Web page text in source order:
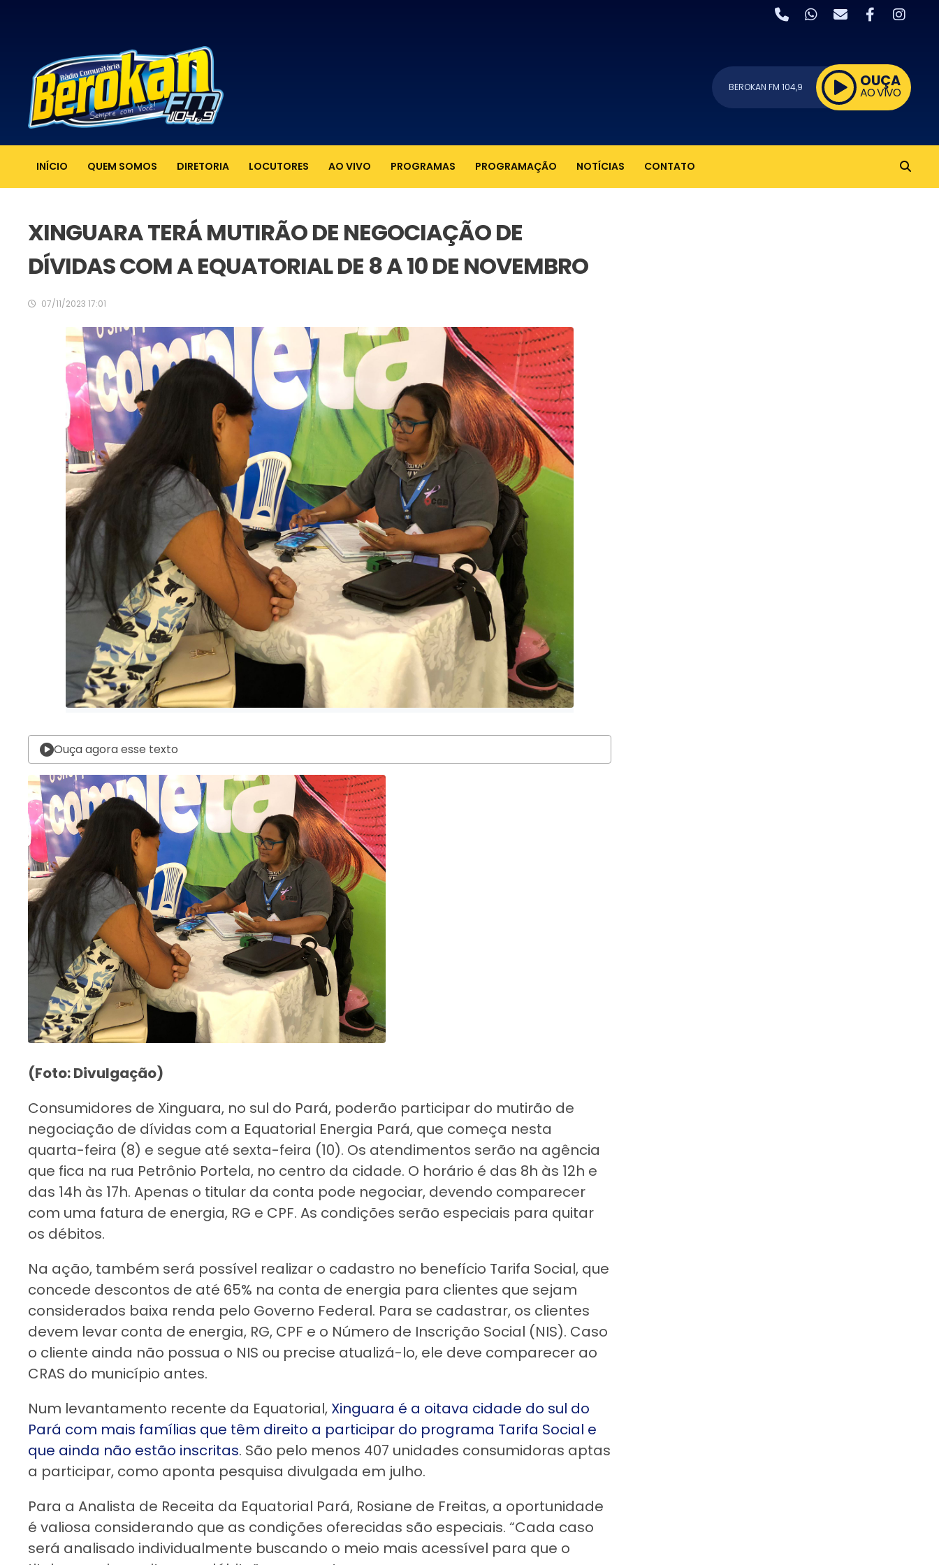
BEROKAN FM 104,9 OUÇA
AO VIVO
INÍCIO QUEM SOMOS DIRETORIA LOCUTORES AO VIVO PROGRAMAS PROGRAMAÇÃO NOTÍCIAS CONTATO
XINGUARA TERÁ MUTIRÃO DE NEGOCIAÇÃO DE
DÍVIDAS COM A EQUATORIAL DE 8 A 10 DE NOVEMBRO
07/11/2023 17:01
Ouça agora esse texto
(Foto: Divulgação)
Consumidores de Xinguara, no sul do Pará, poderão participar do mutirão de
negociação de dívidas com a Equatorial Energia Pará, que começa nesta
quarta-feira (8) e segue até sexta-feira (10). Os atendimentos serão na agência
que fica na rua Petrônio Portela, no centro da cidade. O horário é das 8h às 12h e
das 14h às 17h. Apenas o titular da conta pode negociar, devendo comparecer
com uma fatura de energia, RG e CPF. As condições serão especiais para quitar
os débitos.
Na ação, também será possível realizar o cadastro no benefício Tarifa Social, que
concede descontos de até 65% na conta de energia para clientes que sejam
considerados baixa renda pelo Governo Federal. Para se cadastrar, os clientes
devem levar conta de energia, RG, CPF e o Número de Inscrição Social (NIS). Caso
o cliente ainda não possua o NIS ou precise atualizá-lo, ele deve comparecer ao
CRAS do município antes.
Num levantamento recente da Equatorial, Xinguara é a oitava cidade do sul do
Pará com mais famílias que têm direito a participar do programa Tarifa Social e
que ainda não estão inscritas. São pelo menos 407 unidades consumidoras aptas
a participar, como aponta pesquisa divulgada em julho.
Para a Analista de Receita da Equatorial Pará, Rosiane de Freitas, a oportunidade
é valiosa considerando que as condições oferecidas são especiais. “Cada caso
será analisado individualmente buscando o meio mais acessível para que o